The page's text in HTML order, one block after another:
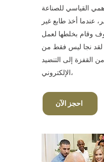
القياسي للصناعة
عندما أخذ طابع غير
وقام بخلطها لعمل
نجا ليس فقط من
القفزة إلى التنضيد
الإلكتروني،
احجز الآن